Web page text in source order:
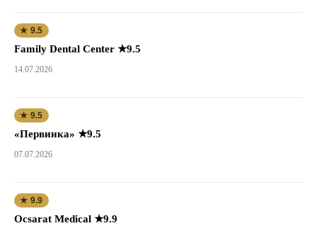
★ 9.5
Family Dental Center ★9.5
14.07.2026
★ 9.5
«Первинка» ★9.5
07.07.2026
★ 9.9
Ocsarat Medical ★9.9